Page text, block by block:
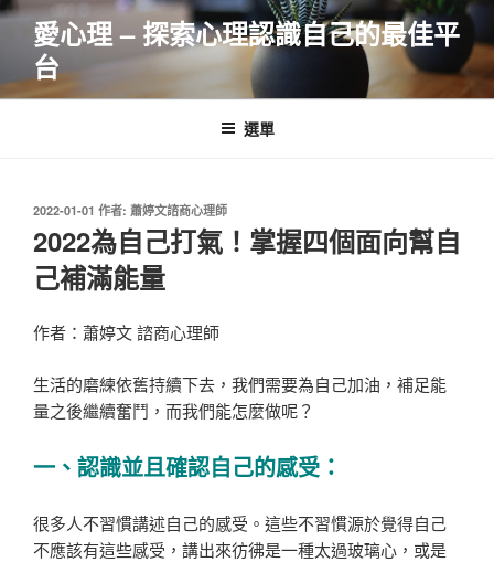
跳
要
愛心理 – 探索心理認識自己的最佳平
台
選單
發
於
2022-01-01 作者: 蕭婷文諮商心理師
2022為自己打氣！掌握四個面向幫自
己補滿能量
作者：蕭婷文 諮商心理師
生活的磨練依舊持續下去，我們需要為自己加油，補足能
量之後繼續奮鬥，而我們能怎麼做呢？
一、認識並且確認自己的感受：
很多人不習慣講述自己的感受。這些不習慣源於覺得自己
不應該有這些感受，講出來彷彿是一種太過玻璃心，或是